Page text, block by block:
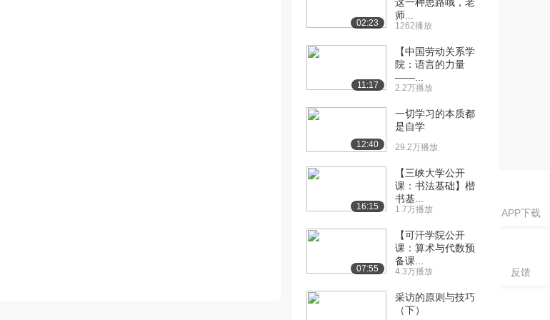
APP下载
反馈
02:23
师...
1262播放
11:17
【中国劳动关系学
院：语言的力量
——...
2.2万播放
12:40
一切学习的本质都
是自学
29.2万播放
16:15
【三峡大学公开
课：书法基础】楷
书基...
1.7万播放
07:55
【可汗学院公开
课：算术与代数预
备课...
4.3万播放
采访的原则与技巧
（下）